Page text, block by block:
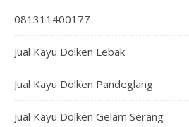
081311400177
Jual Kayu Dolken Lebak
Jual Kayu Dolken Pandeglang
Jual Kayu Dolken Gelam Serang